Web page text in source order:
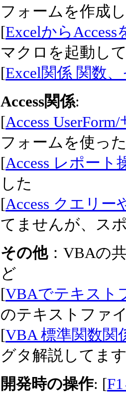
フォームを作成
[ExcelからAccess
マクロを起動し
[Excel関係 関数
Access関係:
[Access
フォームを使っ
[Access レポート
した
[Access クエリー
てませんが、ス
その他：VBAの
ど
[VBAでテキスト
のテキストファ
[VBA 標準関数関
グタ解説してま
開発時の操作: [